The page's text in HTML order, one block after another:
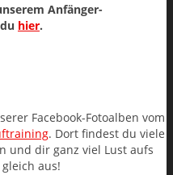
Anfänger-
hier.
Facebook-Fotoalben vom
. Dort findest du viele
und dir ganz viel Lust aufs
aus!